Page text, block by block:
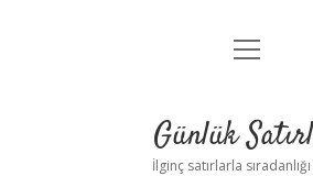
Anasayfa
Yasal Uyarı
menüyü
Günlük
İlginç satırlarla